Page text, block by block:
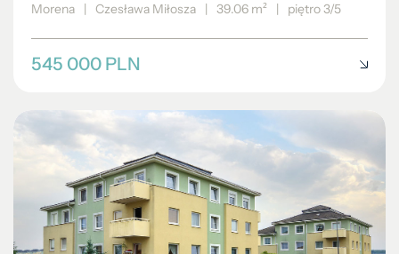
Morena | Czesława Miłosza | 39.06 m² | piętro 3/5
545 000 PLN